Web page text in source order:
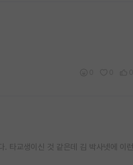
타교생이신 것 같은데 김 박사넷에 이